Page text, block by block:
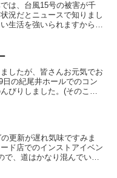
は、台風15号の被害が千
況だとニュースで知りまし
生活を強いられますから、
したが、皆さんお元気でお
の紀尾井ホールでのコン
びりしました。(そのこと
更新が遅れ気味ですみま
ド店でのインストアイベン
、道はかなり混んでいた